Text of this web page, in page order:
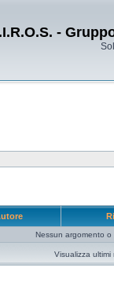
-
Nessun argomento o
Visualizza ultimi